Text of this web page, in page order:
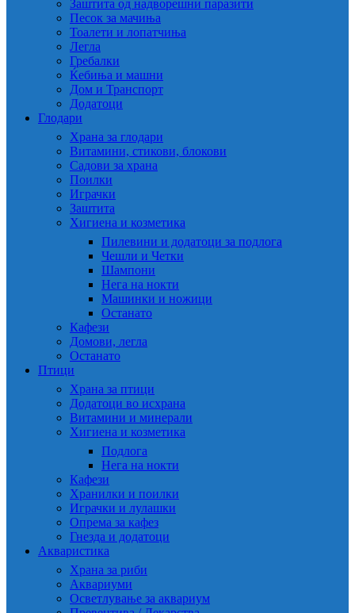
Заштита од надворешни паразити
Песок за мачиња
Тоалети и лопатчиња
Легла
Гребалки
Ќебиња и машни
Дом и Транспорт
Додатоци
Глодари
Храна за глодари
Витамини, стикови, блокови
Садови за храна
Поилки
Играчки
Заштита
Хигиена и козметика
Пилевини и додатоци за подлога
Чешли и Четки
Шампони
Нега на нокти
Машинки и ножици
Останато
Кафези
Домови, легла
Останато
Птици
Храна за птици
Додатоци во исхрана
Витамини и минерали
Хигиена и козметика
Подлога
Нега на нокти
Кафези
Хранилки и поилки
Играчки и лулашки
Опрема за кафез
Гнезда и додатоци
Акваристика
Храна за риби
Аквариуми
Осветлување за аквариум